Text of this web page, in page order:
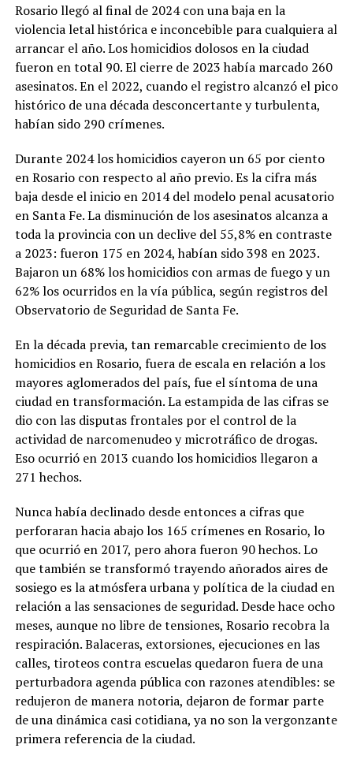
Rosario llegó al final de 2024 con una baja en la
violencia letal histórica e inconcebible para cualquiera al
arrancar el año. Los homicidios dolosos en la ciudad
fueron en total 90. El cierre de 2023 había marcado 260
asesinatos. En el 2022, cuando el registro alcanzó el pico
histórico de una década desconcertante y turbulenta,
habían sido 290 crímenes.
Durante 2024 los homicidios cayeron un 65 por ciento
en Rosario con respecto al año previo. Es la cifra más
baja desde el inicio en 2014 del modelo penal acusatorio
en Santa Fe. La disminución de los asesinatos alcanza a
toda la provincia con un declive del 55,8% en contraste
a 2023: fueron 175 en 2024, habían sido 398 en 2023.
Bajaron un 68% los homicidios con armas de fuego y un
62% los ocurridos en la vía pública, según registros del
Observatorio de Seguridad de Santa Fe.
En la década previa, tan remarcable crecimiento de los
homicidios en Rosario, fuera de escala en relación a los
mayores aglomerados del país, fue el síntoma de una
ciudad en transformación. La estampida de las cifras se
dio con las disputas frontales por el control de la
actividad de narcomenudeo y microtráfico de drogas.
Eso ocurrió en 2013 cuando los homicidios llegaron a
271 hechos.
Nunca había declinado desde entonces a cifras que
perforaran hacia abajo los 165 crímenes en Rosario, lo
que ocurrió en 2017, pero ahora fueron 90 hechos. Lo
que también se transformó trayendo añorados aires de
sosiego es la atmósfera urbana y política de la ciudad en
relación a las sensaciones de seguridad. Desde hace ocho
meses, aunque no libre de tensiones, Rosario recobra la
respiración. Balaceras, extorsiones, ejecuciones en las
calles, tiroteos contra escuelas quedaron fuera de una
perturbadora agenda pública con razones atendibles: se
redujeron de manera notoria, dejaron de formar parte
de una dinámica casi cotidiana, ya no son la vergonzante
primera referencia de la ciudad.